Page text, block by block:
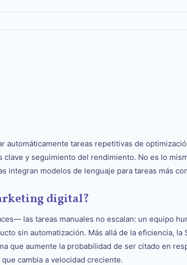
tareas repetitivas de
y seguimiento del rendimiento. No es lo
modelos de lenguaje para tareas más
digital?
las tareas manuales no escalan: un equipo
sin automatización. Más allá de la eficiencia, la
aumente la probabilidad de ser citado en
cambia a velocidad creciente.